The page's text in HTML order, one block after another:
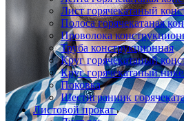
Лист горячекатаный
Полоса горячекатаная
Проволока
Труба конструкционная
Круг горячекатаный
Круг горячекатаный
Поковка
Шестигранник
Листовой прокат